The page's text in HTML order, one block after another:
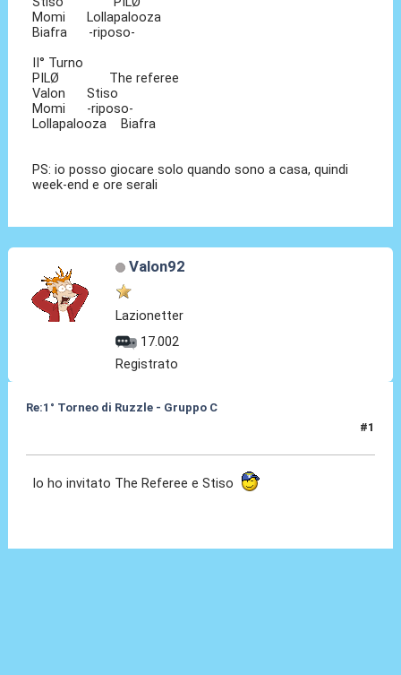
Momi Lollapalooza
Biafra -riposo-
II° Turno
PILØ The referee
Valon Stiso
Momi -riposo-
Lollapalooza Biafra
PS: io posso giocare solo quando sono a casa, quindi
week-end e ore serali
Valon92
Lazionetter
17.002
Registrato
Re:1° Torneo di Ruzzle - Gruppo C
#1
Io ho invitato The Referee e Stiso